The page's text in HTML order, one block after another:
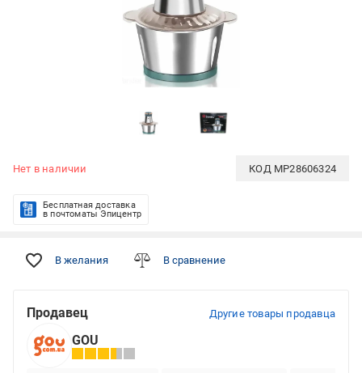
Нет в наличии КОД MP28606324
Бесплатная доставка
в почтоматы Эпицентр
В желания В сравнение
Продавец Другие товары продавца
GOU